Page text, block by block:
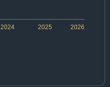
2024 2026
2025